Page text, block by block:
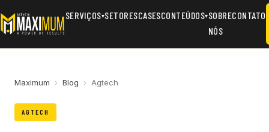
SERVIÇOS▾SETORESCASESCONTEÚDOS▾SOBRE
NÓS
CONTATO
Maximum › Blog › Agtech
AGTECH